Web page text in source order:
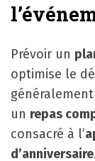
Prévoir un
optimise le
un repas
consacré à l’
d’anniversaire